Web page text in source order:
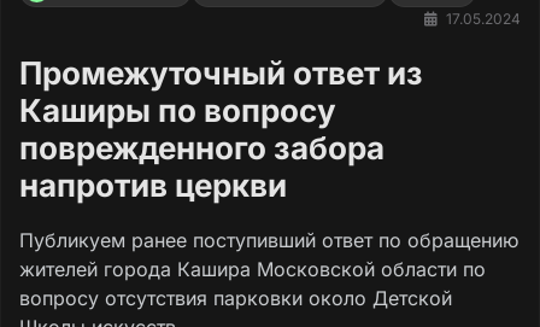
17.05.2024
Промежуточный ответ из
Каширы по вопросу
поврежденного забора
напротив церкви
Публикуем ранее поступивший ответ по обращению
жителей города Кашира Московской области по
вопросу отсутствия парковки около Детской